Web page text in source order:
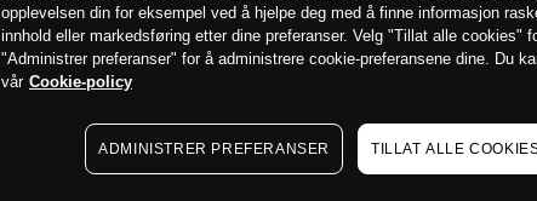
opplevelsen din for eksempel ved å hjelpe deg med å finne informasjon
innhold eller markedsføring etter dine preferanser. Velg "Tillat alle cookies"
"Administrer preferanser" for å administrere cookie-preferansene dine. Du
vår Cookie-policy
ADMINISTRER PREFERANSER TILLAT ALLE